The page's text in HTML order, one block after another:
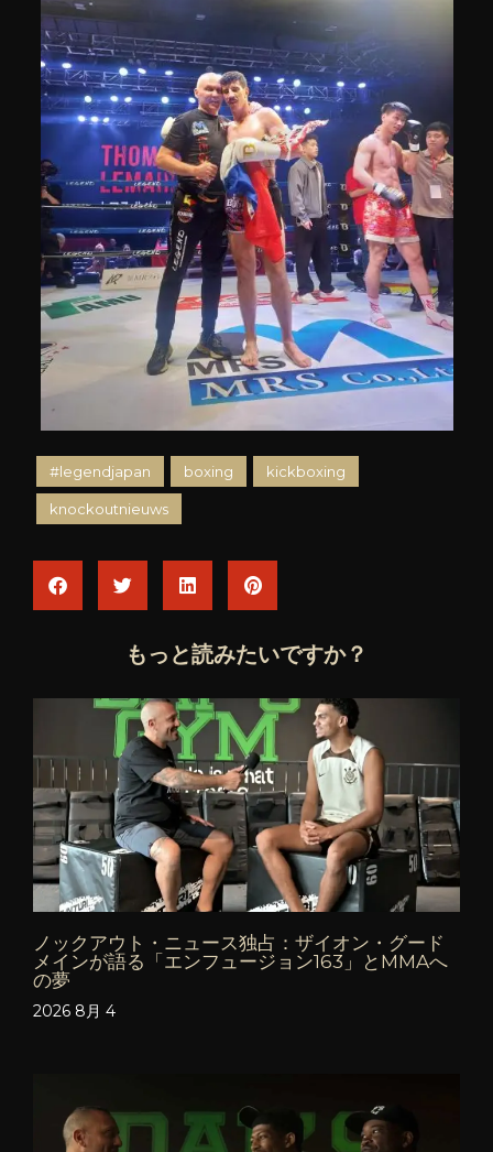
#legendjapan boxing kickboxing
knockoutnieuws
もっと読みたいですか？
ノックアウト・ニュース独占：ザイオン・グード
メインが語る「エンフュージョン163」とMMAへ
の夢
2026 8月 4